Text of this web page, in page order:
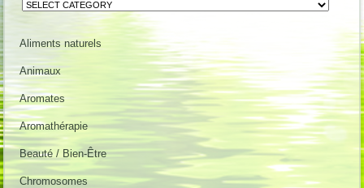
Categories
Aliments naturels
Animaux
Aromates
Aromathérapie
Beauté / Bien-Être
Chromosomes